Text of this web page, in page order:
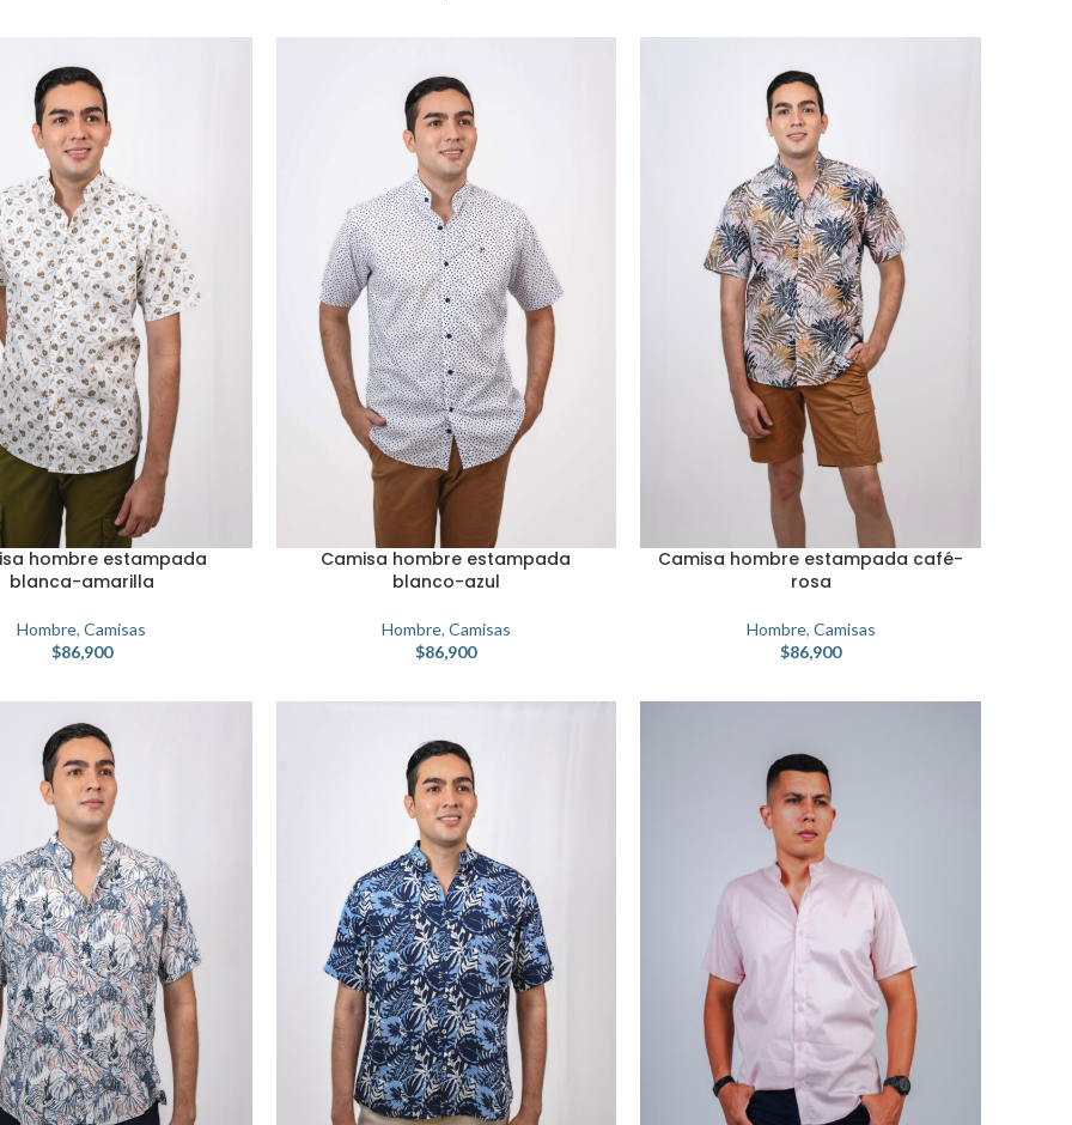
hombre estampada
blanca-amarilla
Hombre,Camisas
$86,900
Camisa hombre estampada
blanco-azul
Hombre, Camisas
$86,900
Camisa hombre estampada café-
rosa
Hombre, Camisas
$86,900